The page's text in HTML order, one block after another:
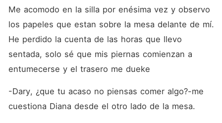
propósitos. Con el carácter
infernal que lo caracteriza y
su extraña manera de
actuar, y Dara con la manía
de hacerle la contraria en
todo, ambos deberán saber
trabajar juntos, aunque eso
conlleve no dejarse llevar
aún... Saber dominar el
desquicia.
Me acomodo en la silla por enésima vez y observo
los papeles que estan sobre la mesa delante de mí.
He perdido la cuenta de las horas que llevo
sentada, solo sé que mis piernas comienzan a
entumecerse y el trasero me dueke
-Dary, ¿que tu acaso no piensas comer algo?-me
cuestiona Diana desde el otro lado de la mesa.